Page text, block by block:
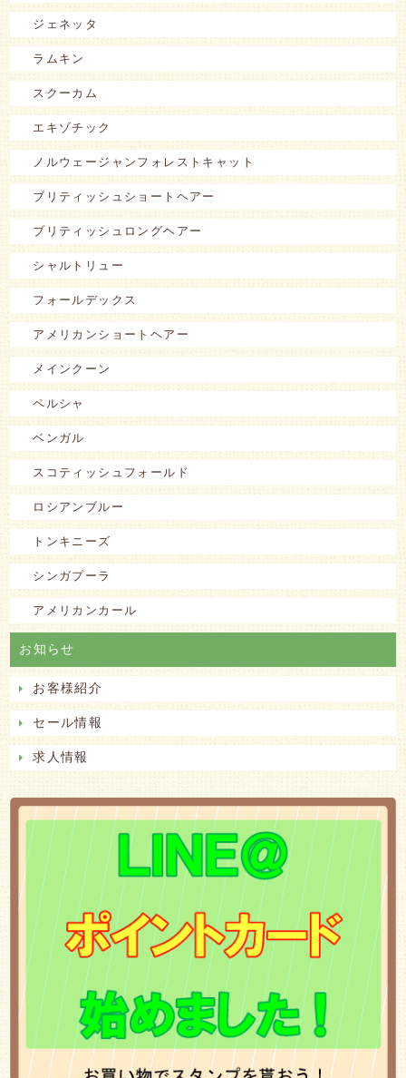
ジェネッタ
ラムキン
スクーカム
エキゾチック
ノルウェージャンフォレストキャット
ブリティッシュショートヘアー
ブリティッシュロングヘアー
シャルトリュー
フォールデックス
アメリカンショートヘアー
メインクーン
ペルシャ
ベンガル
スコティッシュフォールド
ロシアンブルー
トンキニーズ
シンガプーラ
アメリカンカール
お知らせ
お客様紹介
セール情報
求人情報